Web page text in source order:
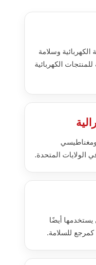
الكهربائية وسلامة
الكهربائية
الولايات المتحدة.
يستخدمها أيضًا
كمرجع للسلامة.